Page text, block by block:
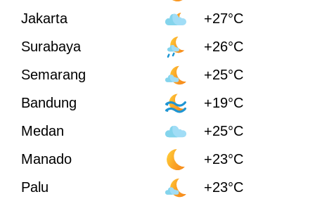
Jakarta
+27°C
Surabaya
+26°C
Semarang
+25°C
Bandung
+19°C
Medan
+25°C
Manado
+23°C
Palu
+23°C